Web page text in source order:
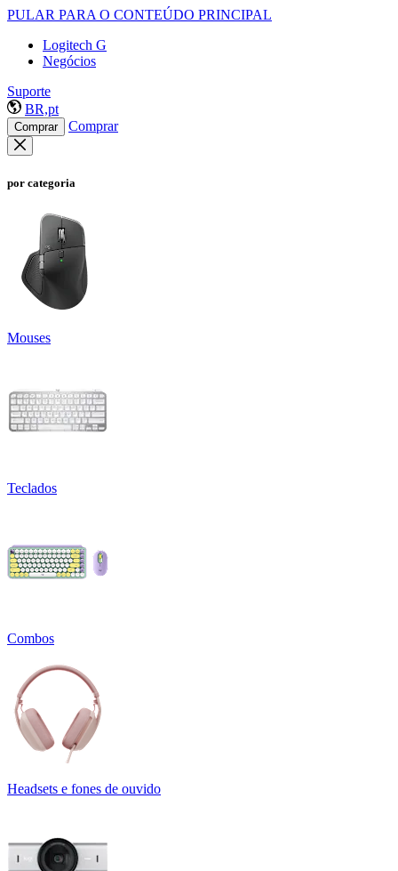
PULAR PARA O CONTEÚDO PRINCIPAL
Logitech G
Negócios
Suporte
BR,pt
Comprar Comprar
por categoria
Mouses
Teclados
Combos
Headsets e fones de ouvido